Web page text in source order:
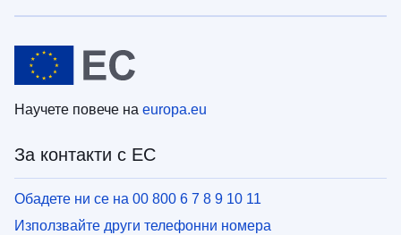
Научете повече на europa.eu
За контакти с ЕС
Обадете ни се на 00 800 6 7 8 9 10 11
Използвайте други телефонни номера